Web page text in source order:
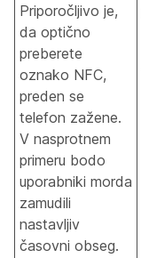
Priporočljivo je,
da optično
preberete
oznako NFC,
preden se
telefon zažene.
V nasprotnem
primeru bodo
uporabniki morda
zamudili
nastavljiv
časovni obseg.